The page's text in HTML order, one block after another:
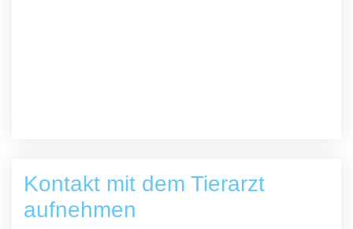
Kontakt mit dem Tierarzt
aufnehmen